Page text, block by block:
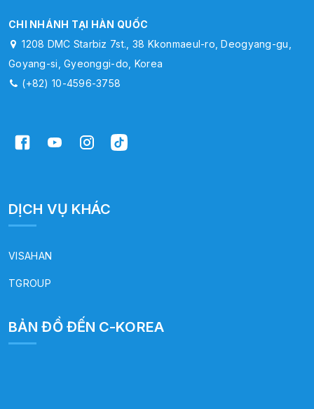
CHI NHÁNH TẠI HÀN QUỐC
1208 DMC Starbiz 7st., 38 Kkonmaeul-ro, Deogyang-gu,
Goyang-si, Gyeonggi-do, Korea
(+82) 10-4596-3758
DỊCH VỤ KHÁC
VISAHAN
TGROUP
BẢN ĐỒ ĐẾN C-KOREA